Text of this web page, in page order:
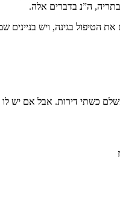
ה”נ בדברים אלה.
את הטיפול בגינה, ויש
משלם כשתי דירות. אבל אם